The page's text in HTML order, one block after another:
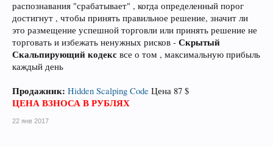
распознавания "срабатывает" , когда определенный порог
достигнут , чтобы принять правильное решение, значит ли
это размещение успешной торговли или принять решение не
торговать и избежать ненужных рисков - Скрытый
Скальпирующий кодекс все о том , максимальную прибыль
каждый день
Продажник: Hidden Scalping Code Цена 87 $
ЦЕНА ВЗНОСА В РУБЛЯХ
22 янв 2017